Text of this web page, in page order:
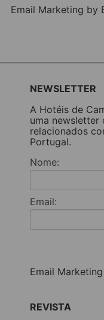
Email Marketing by
NEWSLETTER
A Hotéis de
uma
relacionados
Portugal.
Nome:
Email:
Email
REVISTA